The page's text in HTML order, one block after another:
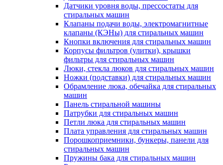
Датчики уровня воды, прессостаты для
стиральных машин
Клапаны подачи воды, электромагнитные
клапаны (КЭНы) для стиральных машин
Кнопки включения для стиральных машин
Корпусы фильтров (улитки), крышки
фильтры для стиральных машин
Люки, стекла люков для стиральных машин
Ножки (подставки) для стиральных машин
Обрамление люка, обечайка для стиральных
машин
Панель стиральной машины
Патрубки для стиральных машин
Петли люка для стиральных машин
Плата управления для стиральных машин
Порошкоприемники, бункеры, панели для
стиральных машин
Пружины бака для стиральных машин